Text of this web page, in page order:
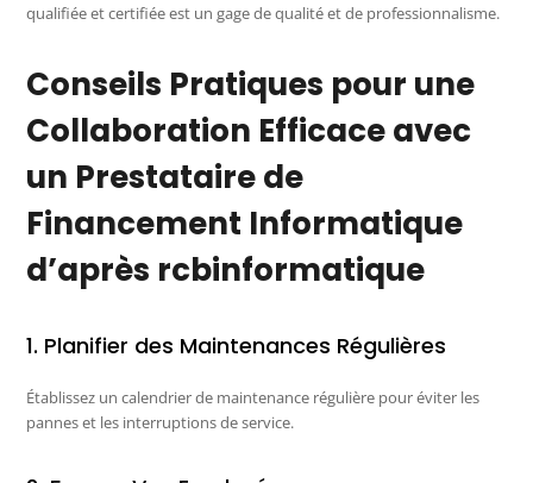
qualifiée et certifiée est un gage de qualité et de professionnalisme.
Conseils Pratiques pour une
Collaboration Efficace avec
un Prestataire de
Financement Informatique
d’après rcbinformatique
1. Planifier des Maintenances Régulières
Établissez un calendrier de maintenance régulière pour éviter les
pannes et les interruptions de service.